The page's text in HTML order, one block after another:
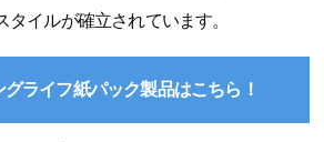
イルが確立されています。
ライフ紙パック製品はこちら！